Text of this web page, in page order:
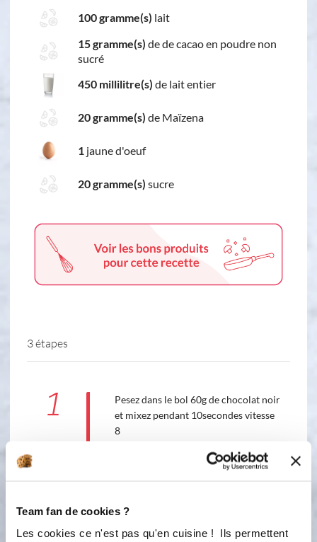
Team fan de cookies ?
Les cookies ce n'est pas qu'en cuisine ! Ils permettent
100 gramme(s) lait
15 gramme(s) de de cacao en poudre non
sucré
450 millilitre(s) de lait entier
20 gramme(s) de Maïzena
1 jaune d'oeuf
20 gramme(s) sucre
3 étapes
1
Pesez dans le bol 60g de chocolat noir
et mixez pendant 10secondes vitesse
8